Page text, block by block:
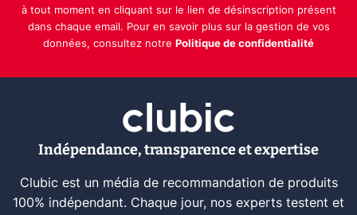
à tout moment en cliquant sur le lien de désinscription présent
dans chaque email. Pour en savoir plus sur la gestion de vos
données, consultez notre Politique de confidentialité
Indépendance, transparence et expertise
Clubic est un média de recommandation de produits
100% indépendant. Chaque jour, nos experts testent et